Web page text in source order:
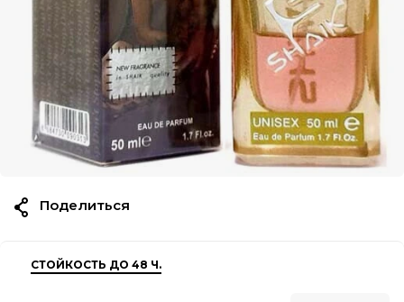
СТОЙКОСТЬ ДО 48 Ч.
Поделиться